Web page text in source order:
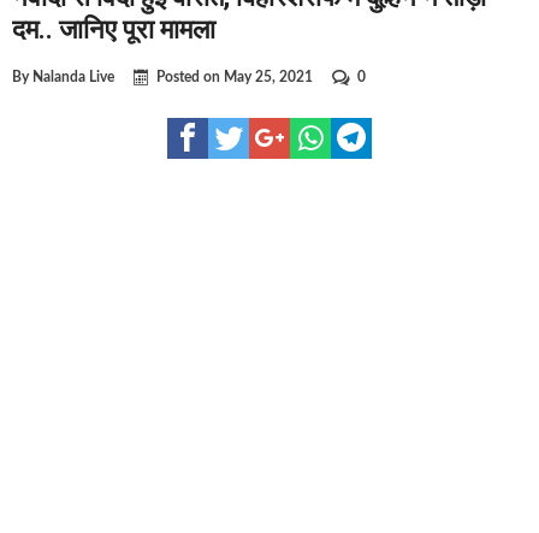
घूसखोर अफसरों पर एक्शन.. दो-दो अफसर घूस लेते गिरफ्तार
बिहार में एक और सिक्स लेन की मंजूरी.. जानिए किन-किन जिलों से गुजरेगा
क्रिकेटर ईशान किशन की शादी फिक्स, गर्लफ्रेंड से होगी शादी.. ईशान के
बिहारवासियों के लिए खुशखबरी.. बिहटा से भी बड़ा बनेगा एयरपोर्ट ..
दम.. जानिए पूरा मामला
By Nalanda Live Posted on May 25, 2021 0